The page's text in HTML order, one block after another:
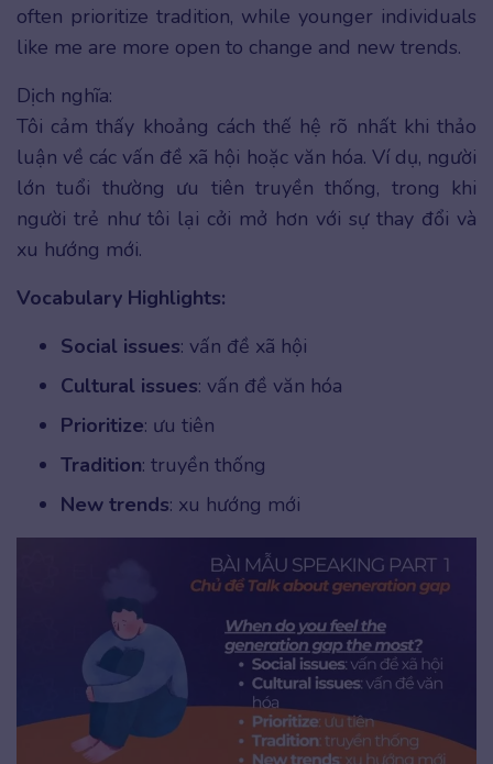
often prioritize tradition, while younger individuals
like me are more open to change and new trends.
Dịch nghĩa:
Tôi cảm thấy khoảng cách thế hệ rõ nhất khi thảo
luận về các vấn đề xã hội hoặc văn hóa. Ví dụ, người
lớn tuổi thường ưu tiên truyền thống, trong khi
người trẻ như tôi lại cởi mở hơn với sự thay đổi và
xu hướng mới.
Vocabulary Highlights:
Social issues: vấn đề xã hội
Cultural issues: vấn đề văn hóa
Prioritize: ưu tiên
Tradition: truyền thống
New trends: xu hướng mới